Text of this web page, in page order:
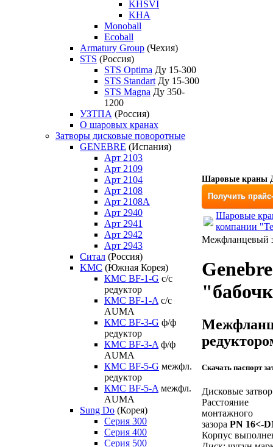
KHSVI
KHA
Monoball
Ecoball
Armatury Group (Чехия)
STS (Россия)
STS Optima Ду 15-300
STS Standart Ду 15-300
STS Magna Ду 350-
1200
УЗТПА (Россия)
О шаровых кранах
Затворы дисковые поворотные
GENEBRE (Испания)
Арт 2103
Арт 2109
Арт 2104
Арт 2108
Арт 2108A
Арт 2940
Арт 2941
Арт 2942
Арт 2943
Ситал (Россия)
KMC (Южная Корея)
КМС BF-1-G с/с
редуктор
КМС BF-1-A с/с
AUMA
КМС BF-3-G ф/ф
редуктор
КМС BF-3-A ф/ф
AUMA
КМС BF-5-G межфл.
редуктор
КМС BF-5-A межфл.
AUMA
Sung Do (Корея)
Серия 300
Серия 400
Серия 500
Шаровые краны
Получить
Шаровые
компании
Межфланцевый
Скачать паспорт
Дисковые
Расстояние
монтажного
зазора PN 16<-
Корпус